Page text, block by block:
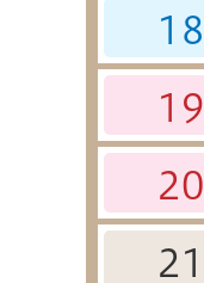
18
19
20
21